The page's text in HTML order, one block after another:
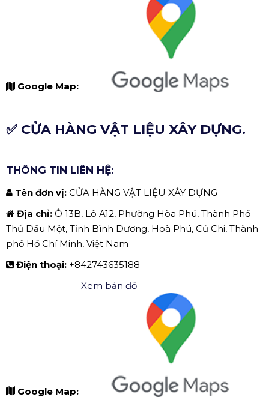
Google Map:
✅ CỬA HÀNG VẬT LIỆU XÂY DỰNG.
THÔNG TIN LIÊN HỆ:
Tên đơn vị: CỬA HÀNG VẬT LIỆU XÂY DỰNG
Địa chỉ: Ô 13B, Lô A12, Phường Hòa Phú, Thành Phố
Thủ Dầu Một, Tỉnh Bình Dương, Hoà Phú, Củ Chi, Thành
phố Hồ Chí Minh, Việt Nam
Điện thoại: +842743635188
Google Map:
Xem bản đồ